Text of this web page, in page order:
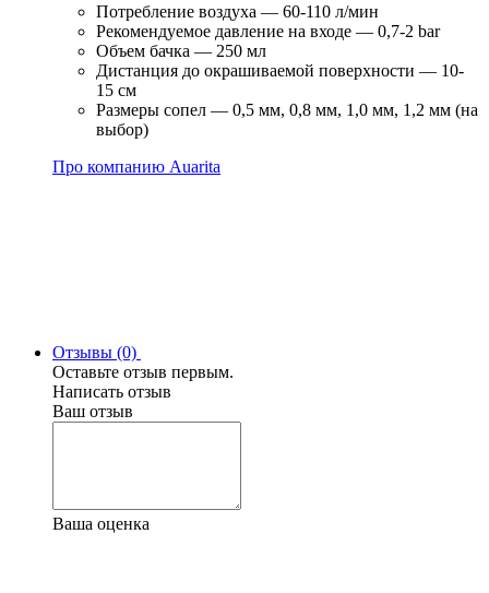
Потребление воздуха — 60-110 л/мин
Рекомендуемое давление на входе — 0,7-2 bar
Объем бачка — 250 мл
Дистанция до окрашиваемой поверхности — 10-
15 см
Размеры сопел — 0,5 мм, 0,8 мм, 1,0 мм, 1,2 мм (на
выбор)
Про компанию Auarita
Отзывы (0)
Оставьте отзыв первым.
Написать отзыв
Ваш отзыв
Ваша оценка